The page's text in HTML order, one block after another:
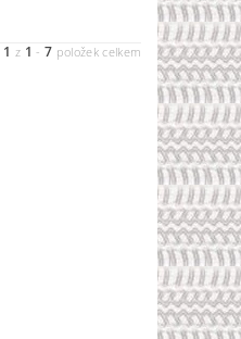
1 z 1 -7 položek celkem